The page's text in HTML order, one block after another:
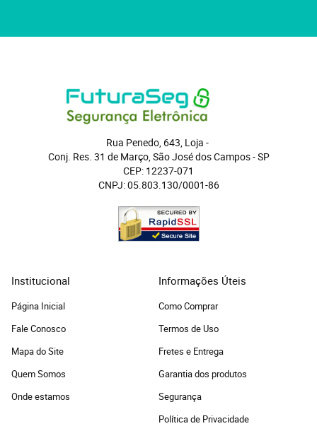
Rua Penedo, 643, Loja -
Conj. Res. 31 de Março, São José dos Campos - SP
CEP: 12237-071
CNPJ: 05.803.130/0001-86
Institucional
Página Inicial
Fale Conosco
Mapa do Site
Quem Somos
Onde estamos
Informações Úteis
Como Comprar
Termos de Uso
Fretes e Entrega
Garantia dos produtos
Segurança
Política de Privacidade